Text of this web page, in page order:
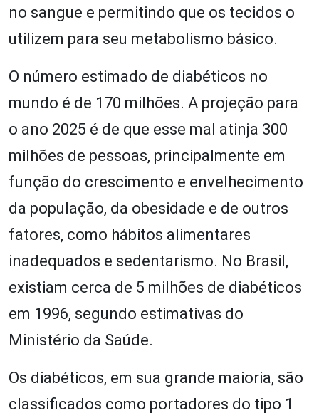
no sangue e permitindo que os tecidos o
utilizem para seu metabolismo básico.
O número estimado de diabéticos no
mundo é de 170 milhões. A projeção para
o ano 2025 é de que esse mal atinja 300
milhões de pessoas, principalmente em
função do crescimento e envelhecimento
da população, da obesidade e de outros
fatores, como hábitos alimentares
inadequados e sedentarismo. No Brasil,
existiam cerca de 5 milhões de diabéticos
em 1996, segundo estimativas do
Ministério da Saúde.
Os diabéticos, em sua grande maioria, são
classificados como portadores do tipo 1